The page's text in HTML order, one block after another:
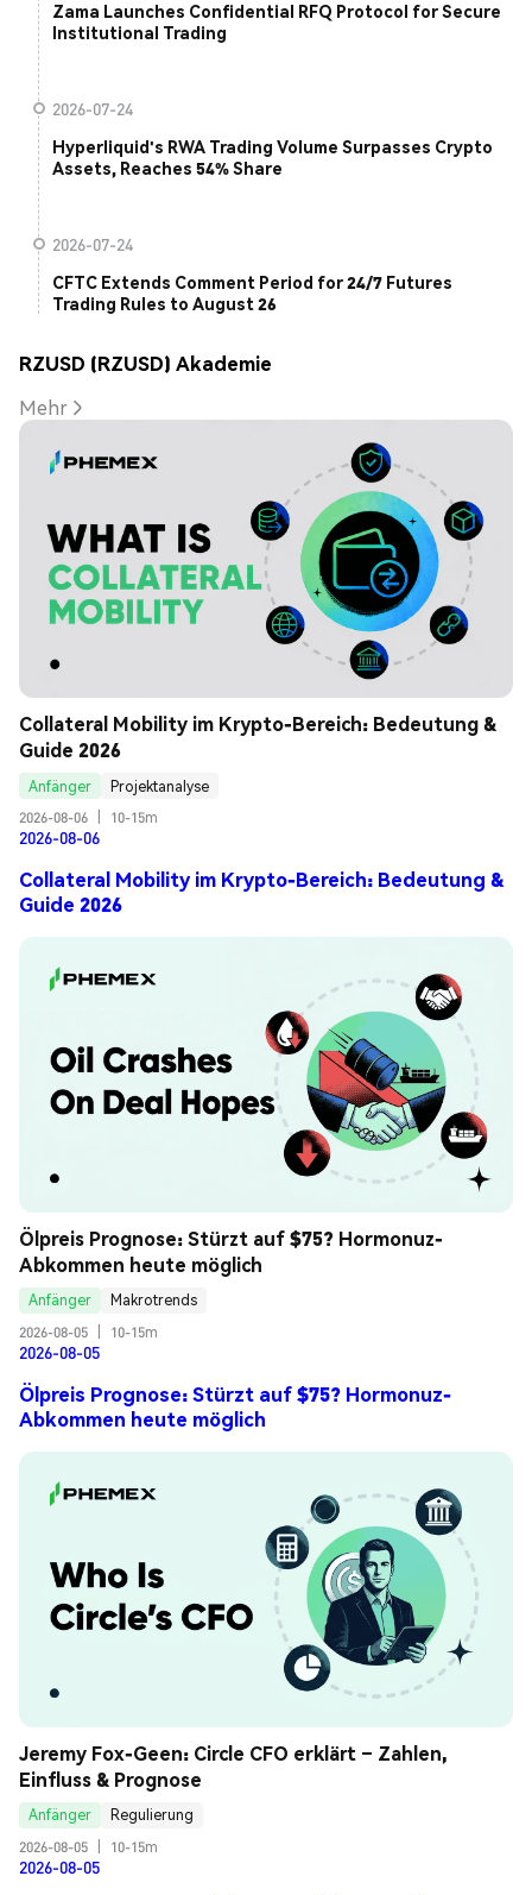
Zama Launches Confidential RFQ Protocol for Secure
Institutional Trading
2026-07-24
Hyperliquid's RWA Trading Volume Surpasses Crypto
Assets, Reaches 54% Share
2026-07-24
CFTC Extends Comment Period for 24/7 Futures
Trading Rules to August 26
RZUSD (RZUSD) Akademie
Mehr
Collateral Mobility im Krypto-Bereich: Bedeutung &
Guide 2026
Anfänger
Projektanalyse
2026-08-06
10-15m
2026-08-06
Collateral Mobility im Krypto-Bereich: Bedeutung &
Guide 2026
Ölpreis Prognose: Stürzt auf $75? Hormonuz-
Abkommen heute möglich
Anfänger
Makrotrends
2026-08-05
10-15m
2026-08-05
Ölpreis Prognose: Stürzt auf $75? Hormonuz-
Abkommen heute möglich
Jeremy Fox-Geen: Circle CFO erklärt – Zahlen,
Einfluss & Prognose
Anfänger
Regulierung
2026-08-05
10-15m
2026-08-05